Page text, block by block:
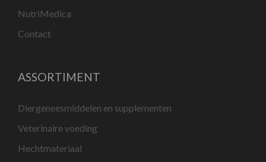
NutriMedica
Contact
ASSORTIMENT
Diergeneesmiddelen en supplementen
Veterinaire voeding
Hechtmateriaal